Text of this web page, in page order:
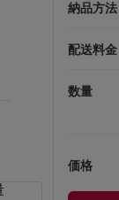
納品方法
配送料金
数量
価格